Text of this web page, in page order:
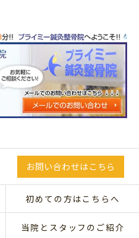
お問い合わせはこちら
初めての方はこちらへ
当院とスタッフのご紹介